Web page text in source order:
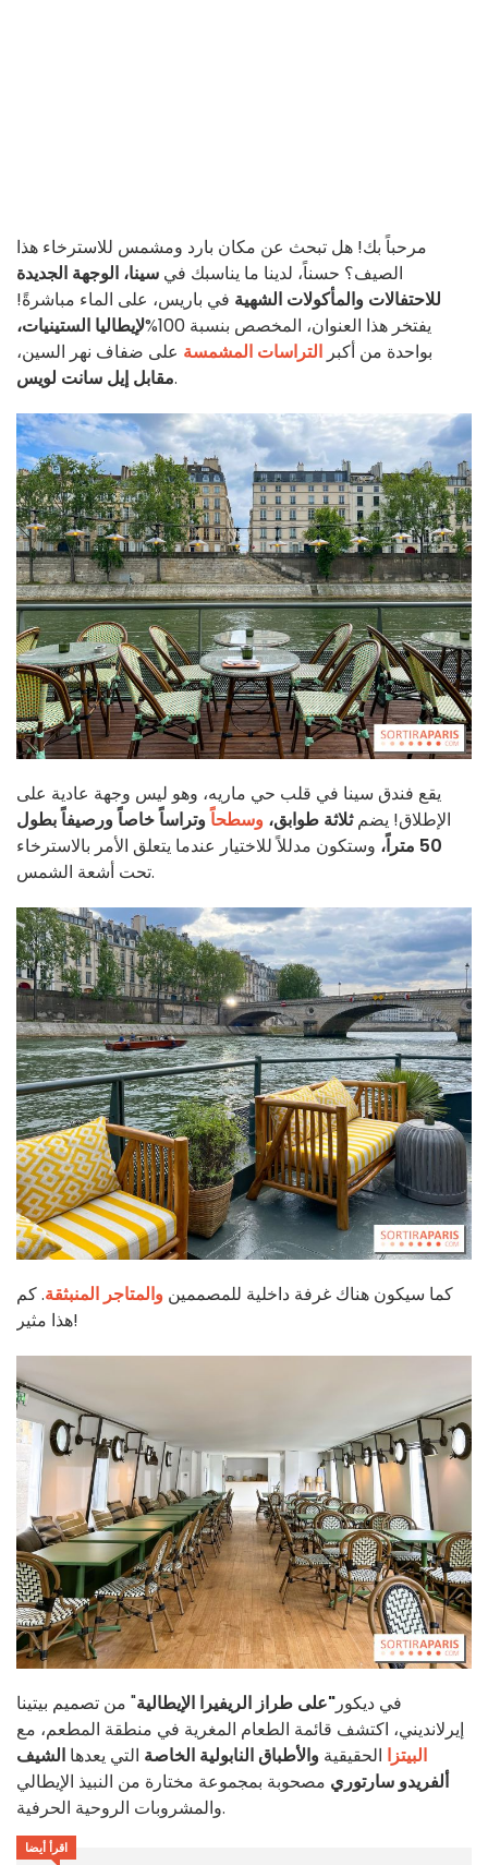
مرحباً بك! هل تبحث عن مكان بارد ومشمس للاسترخاء هذا
الصيف؟ حسناً، لدينا ما يناسبك في سينا، الوجهة الجديدة
للاحتفالات والمأكولات الشهية في باريس، على الماء مباشرةً!
يفتخر هذا العنوان، المخصص بنسبة 100%
لإيطاليا الستينيات،
بواحدة من أكبر التراسات المشمسة على ضفاف نهر السين،
مقابل إيل سانت لويس.
يقع فندق سينا في قلب حي ماريه، وهو ليس وجهة عادية على
الإطلاق! يضمثلاثة طوابق، وسطحاًوتراساً خاصاًورصيفاً بطول
50 متراً،
وستكون مدللاً للاختيار عندما يتعلق الأمر بالاسترخاء
تحت أشعة الشمس.
كما سيكون هناك غرفة داخلية للمصممين والمتاجر المنبثقة. كم
هذا مثير!
في ديكور"على طراز الريفيرا الإيطالية" من تصميم بيتينا
إيرلانديني، اكتشف قائمة الطعام المغرية في منطقة المطعم، مع
البيتزا الحقيقية والأطباق النابولية الخاصة التي يعدها الشيف
ألفريدو سارتوري مصحوبة بمجموعة مختارة من النبيذ الإيطالي
والمشروبات الروحية الحرفية.
اقرأ أيضا